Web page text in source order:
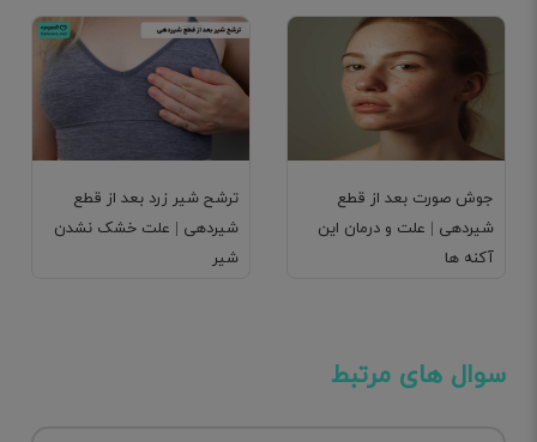
ترشح شیر زرد بعد از قطع
شیردهی | علت خشک نشدن
شیر
جوش صورت بعد از قطع
شیردهی | علت و درمان این
آکنه ها
سوال های مرتبط